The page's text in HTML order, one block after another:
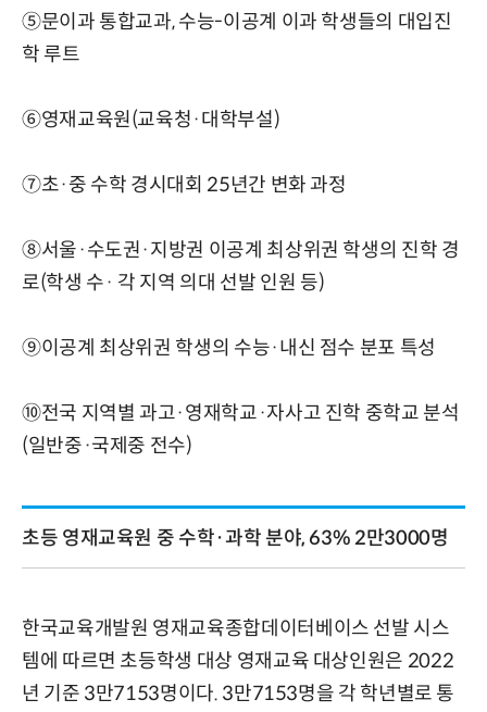
⑤문이과 통합교과, 수능-이공계 이과 학생들의 대입진
학 루트
⑥영재교육원(교육청·대학부설)
⑦초·중 수학 경시대회 25년간 변화 과정
⑧서울·수도권·지방권 이공계 최상위권 학생의 진학 경
로(학생 수· 각 지역 의대 선발 인원 등)
⑨이공계 최상위권 학생의 수능·내신 점수 분포 특성
⑩전국 지역별 과고·영재학교·자사고 진학 중학교 분석
(일반중·국제중 전수)
초등 영재교육원 중 수학·과학 분야, 63% 2만3000명
한국교육개발원 영재교육종합데이터베이스 선발 시스
템에 따르면 초등학생 대상 영재교육 대상인원은 2022
년 기준 3만7153명이다. 3만7153명을 각 학년별로 통